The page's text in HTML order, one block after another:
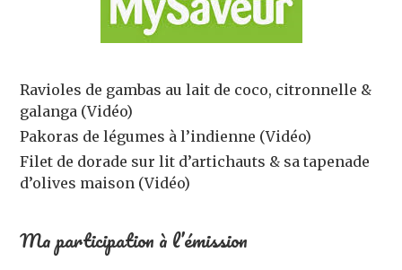
Ravioles de gambas au lait de coco, citronnelle &
galanga (Vidéo)
Pakoras de légumes à l’indienne (Vidéo)
Filet de dorade sur lit d’artichauts & sa tapenade
d’olives maison (Vidéo)
Ma participation à l’émission